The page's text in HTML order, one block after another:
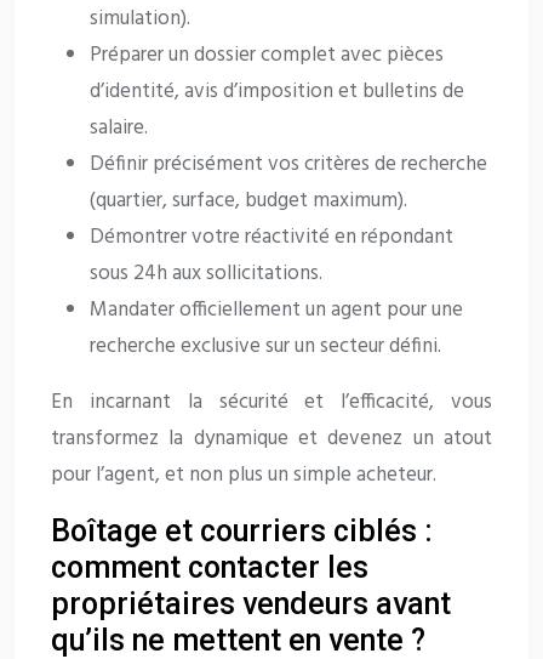
simulation).
Préparer un dossier complet avec pièces
d’identité, avis d’imposition et bulletins de
salaire.
Définir précisément vos critères de recherche
(quartier, surface, budget maximum).
Démontrer votre réactivité en répondant
sous 24h aux sollicitations.
Mandater officiellement un agent pour une
recherche exclusive sur un secteur défini.
En incarnant la sécurité et l’efficacité, vous
transformez la dynamique et devenez un atout
pour l’agent, et non plus un simple acheteur.
Boîtage et courriers ciblés :
comment contacter les
propriétaires vendeurs avant
qu’ils ne mettent en vente ?